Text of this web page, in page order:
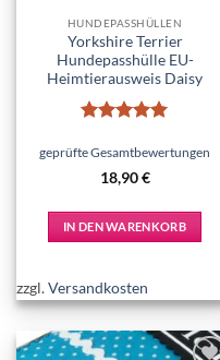
HUNDEPASSHÜLLEN
Yorkshire Terrier
Hundepasshülle EU-
Heimtierausweis Daisy
mit5von
geprüfte Gesamtbewertungen
18,90€
IN DEN WARENKORB
zzgl.Versandkosten